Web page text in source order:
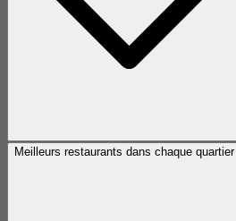
Meilleurs restaurants dans chaque quartier